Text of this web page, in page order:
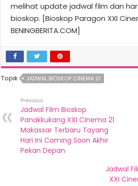
melihat update jadwal film dan
bioskop. [Bioskop Paragon XXI
BENINGBERITA.COM]
Topik JADWAL BIOSKOP CINEMA 21
Previous
Jadwal Film Bioskop
Panakkukang XXI Cinema 21
Makassar Terbaru Tayang
Hari Ini Coming Soon Akhir
Pekan Depan
Jadwal
XXI